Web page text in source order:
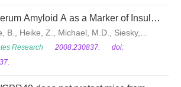
M.Amyloid A as a Marker of Insulin
B., Heike, Z., Michael, M.D., Siesky,
U., Seedorf, K.
Research 2008:230837.
doi: